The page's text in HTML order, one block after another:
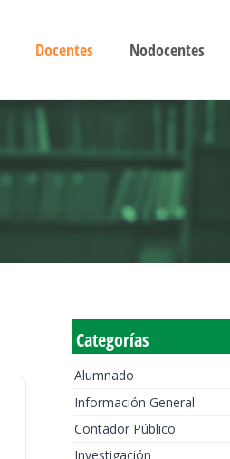
Docentes Nodocentes
Categorías
Alumnado
Información General
Contador Público
Investigación